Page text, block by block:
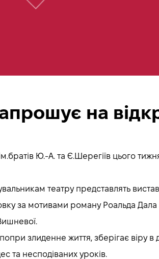
на
Ю.-А. та Є.Шерегіїв цього
театру представлять
за мотивами роману Роальда Дала
злиденне життя, зберігає віру в
та несподіваних уроків.